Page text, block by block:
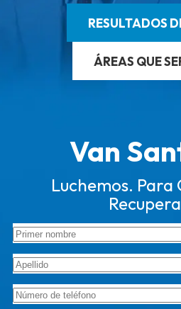
RESULTADOS
ÁREAS QUE
Van
Luchemos. Para